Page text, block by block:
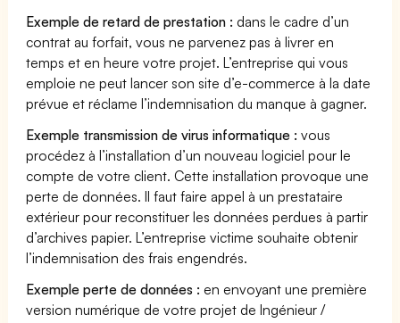
Exemple de retard de prestation : dans le cadre d’un
contrat au forfait, vous ne parvenez pas à livrer en
temps et en heure votre projet. L’entreprise qui vous
emploie ne peut lancer son site d’e-commerce à la date
prévue et réclame l’indemnisation du manque à gagner.
Exemple transmission de virus informatique : vous
procédez à l’installation d’un nouveau logiciel pour le
compte de votre client. Cette installation provoque une
perte de données. Il faut faire appel à un prestataire
extérieur pour reconstituer les données perdues à partir
d’archives papier. L’entreprise victime souhaite obtenir
l’indemnisation des frais engendrés.
Exemple perte de données : en envoyant une première
version numérique de votre projet de Ingénieur /